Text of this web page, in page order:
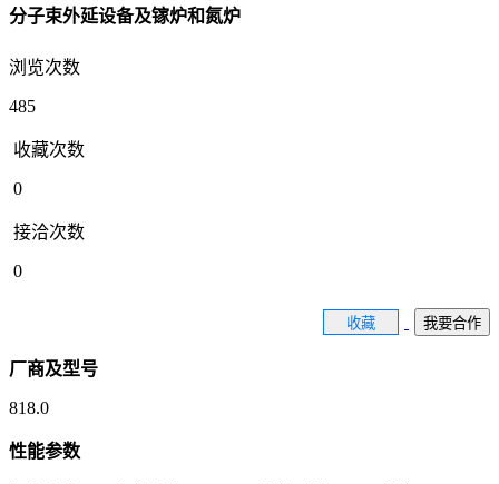
分子束外延设备及镓炉和氮炉
浏览次数
485
收藏次数
0
接洽次数
0
收藏 我要合作
厂商及型号
818.0
性能参数